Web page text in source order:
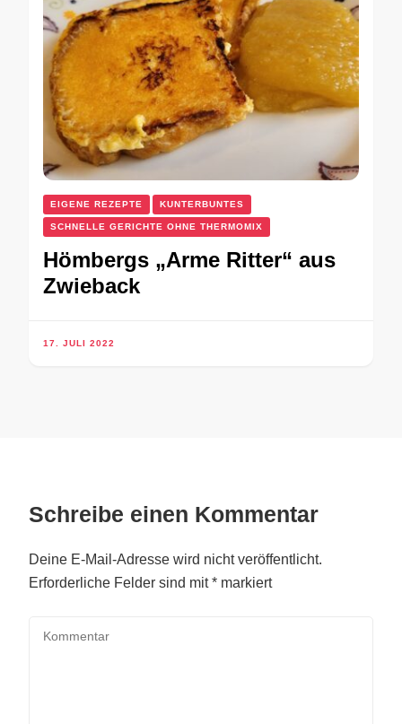
EIGENE REZEPTE KUNTERBUNTES
SCHNELLE GERICHTE OHNE THERMOMIX
Hömbergs „Arme Ritter“ aus
Zwieback
17. JULI 2022
Schreibe einen Kommentar
Deine E-Mail-Adresse wird nicht veröffentlicht.
Erforderliche Felder sind mit* markiert